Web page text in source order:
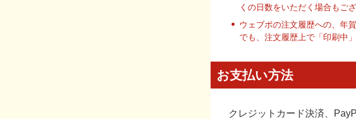
くの日数をいただく場合もご
ウェブポの注文履歴への、年
でも、注文履歴上で「印刷中
お支払い方法
クレジットカード決済、